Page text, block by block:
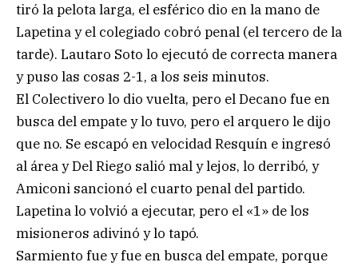
tiró la pelota larga, el esférico dio en la mano de
Lapetina y el colegiado cobró penal (el tercero de la
tarde). Lautaro Soto lo ejecutó de correcta manera
y puso las cosas 2-1, a los seis minutos.
El Colectivero lo dio vuelta, pero el Decano fue en
busca del empate y lo tuvo, pero el arquero le dijo
que no. Se escapó en velocidad Resquín e ingresó
al área y Del Riego salió mal y lejos, lo derribó, y
Amiconi sancionó el cuarto penal del partido.
Lapetina lo volvió a ejecutar, pero el «1» de los
misioneros adivinó y lo tapó.
Sarmiento fue y fue en busca del empate, porque